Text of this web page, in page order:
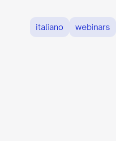
italiano webinars